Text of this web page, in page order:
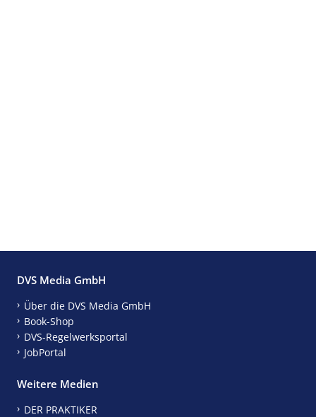
DVS Media GmbH
Über die DVS Media GmbH
Book-Shop
DVS-Regelwerksportal
JobPortal
Weitere Medien
DER PRAKTIKER